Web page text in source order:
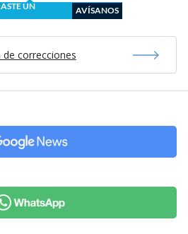
UN
AVÍSANOS
de correcciones